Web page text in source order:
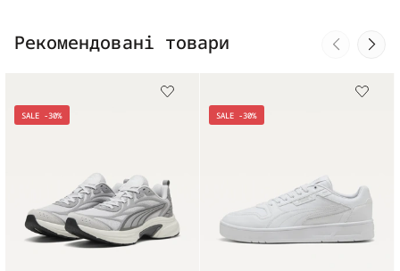
Рекомендовані товари
SALE -30% SALE -30%